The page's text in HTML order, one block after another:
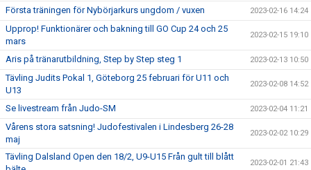
Första träningen för Nybörjarkurs ungdom / vuxen 2023-02-16 14:24
Upprop! Funktionärer och bakning till GO Cup 24 och 25
mars
2023-02-15 19:10
Aris på tränarutbildning, Step by Step steg 1 2023-02-13 10:50
Tävling Judits Pokal 1, Göteborg 25 februari för U11 och
U13
2023-02-08 14:52
Se livestream från Judo-SM 2023-02-04 11:21
Vårens stora satsning! Judofestivalen i Lindesberg 26-28
maj
2023-02-02 10:29
Tävling Dalsland Open den 18/2, U9-U15 Från gult till blått
2023-02-01 21:43